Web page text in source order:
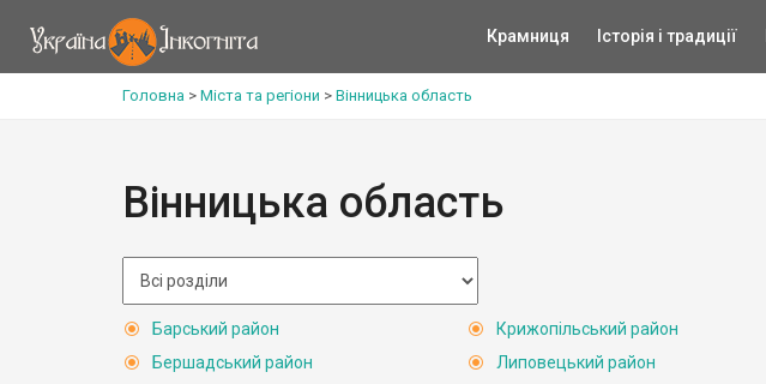
Крамниця Історія і традиції
Головна > Міста та регіони > Вінницька область
Вінницька область
Барський район
Бершадський район
Крижопільський район
Липовецький район